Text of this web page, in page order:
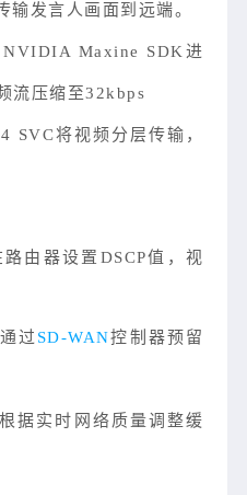
输发言人画面到远端。
NVIDIA Maxine SDK进
流压缩至32kbps
SVC将视频分层传输，
由器设置DSCP值，视
通过 SD-WAN控制器预留
根据实时网络质量调整缓